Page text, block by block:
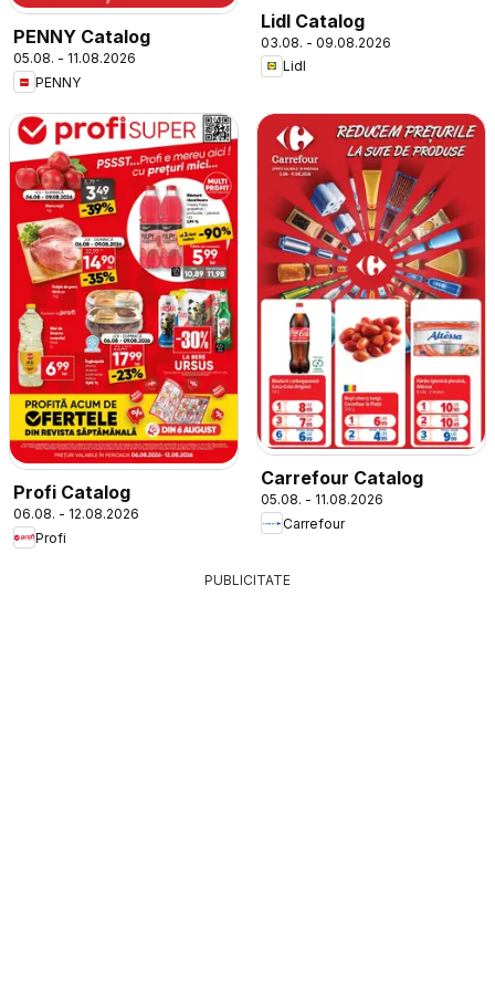
PENNY Catalog
05.08. - 11.08.2026
PENNY
Lidl Catalog
03.08. - 09.08.2026
Lidl
Profi Catalog
06.08. - 12.08.2026
Profi
Carrefour Catalog
05.08. - 11.08.2026
Carrefour
PUBLICITATE